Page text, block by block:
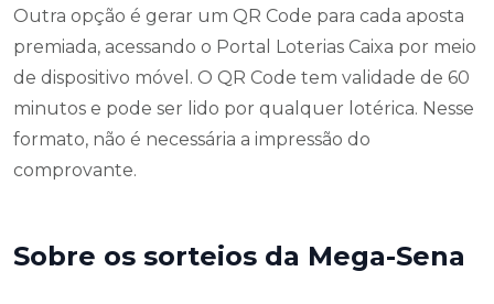
Outra opção é gerar um QR Code para cada aposta
premiada, acessando o Portal Loterias Caixa por meio
de dispositivo móvel. O QR Code tem validade de 60
minutos e pode ser lido por qualquer lotérica. Nesse
formato, não é necessária a impressão do
comprovante.
Sobre os sorteios da Mega-Sena